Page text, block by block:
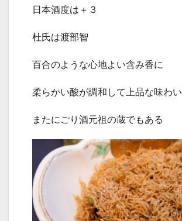
日本酒度は＋３
杜氏は渡部智
百合のような心地よい含み香に
柔らかい酸が調和して上品な味わい
またにごり酒元祖の蔵でもある